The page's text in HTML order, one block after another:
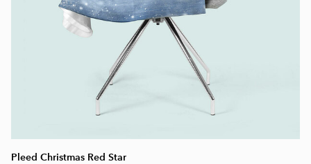
Pleed Christmas Red Star